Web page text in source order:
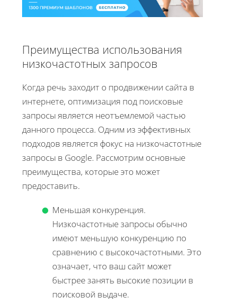
Преимущества использования
низкочастотных запросов
Когда речь заходит о продвижении сайта в
интернете, оптимизация под поисковые
запросы является неотъемлемой частью
данного процесса. Одним из эффективных
подходов является фокус на низкочастотные
запросы в Google. Рассмотрим основные
преимущества, которые это может
предоставить.
Меньшая конкуренция.
Низкочастотные запросы обычно
имеют меньшую конкуренцию по
сравнению с высокочастотными. Это
означает, что ваш сайт может
быстрее занять высокие позиции в
поисковой выдаче.